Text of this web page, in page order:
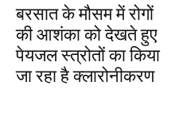
बरसात के मौसम में रोगों
की आशंका को देखते हुए
पेयजल स्त्रोतों का किया
जा रहा है क्लारोनीकरण